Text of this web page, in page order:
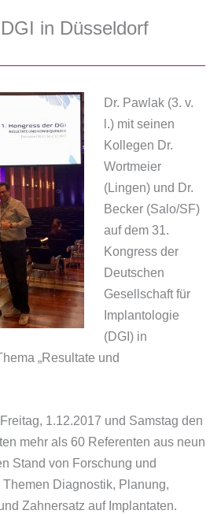
in Düsseldorf
Dr. Pawlak (3. v.
l.) mit seinen
Kollegen Dr.
Wortmeier
(Lingen) und Dr.
Becker (Salo/SF)
auf dem 31.
Kongress der
Deutschen
Gesellschaft für
Implantologie
(DGI) in
„Resultate und
1.12.2017 und Samstag den
mehr als 60 Referenten aus neun
Stand von Forschung und
Diagnostik, Planung,
Zahnersatz auf Implantaten.